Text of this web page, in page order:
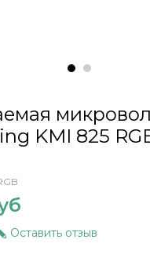
KMI 825
Оставить отзыв